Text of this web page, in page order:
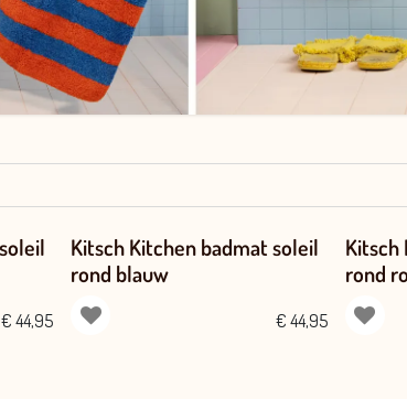
€44,95
Kitsch Kitchen badmat soleil
rond blauw
€ 44,95
Kitsch
rond